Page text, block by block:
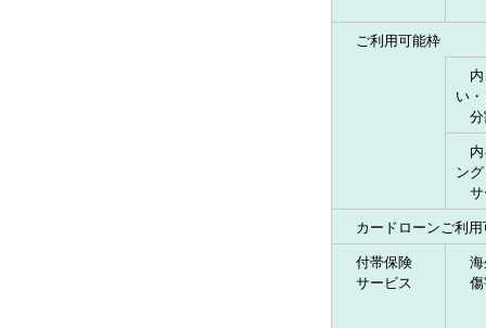
ご利用可能枠
内
い・
分
内
ング
サ
カードローンご利用
付帯保険
サービス
海
傷